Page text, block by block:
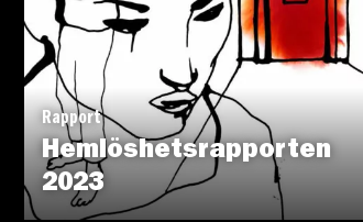
Rapport
Hemlöshetsrapporten
2023